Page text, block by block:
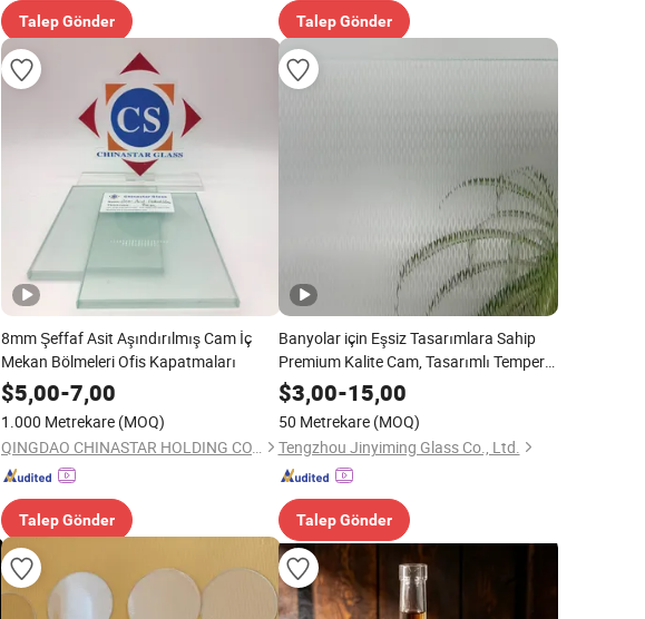
Talep Gönder Talep Gönder
8mm Şeffaf Asit Aşındırılmış Cam İç
Mekan Bölmeleri Ofis Kapatmaları
$5,00-7,00
1.000 Metrekare (MOQ)
QINGDAO CHINASTAR HOLDING CO., LTD.
Talep Gönder
Banyolar için Eşsiz Tasarımlara Sahip
Premium Kalite Cam, Tasarımlı Temperli
Asit Aşındırılmış Cam 3mm ile 19 mm
Maks 2440*3660 Şeffaf Gri Bronz Renk
$3,00-15,00
50 Metrekare (MOQ)
Tengzhou Jinyiming Glass Co., Ltd.
Talep Gönder